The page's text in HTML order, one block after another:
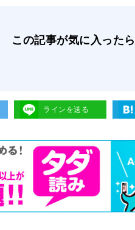
この記事が気に入った
ラインを送る